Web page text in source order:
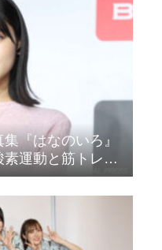
『はなのいろ』
運動と筋トレを